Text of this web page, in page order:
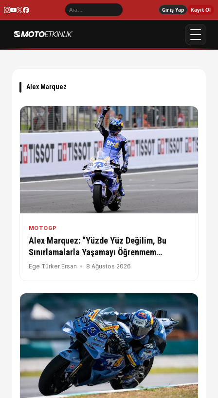
Giriş Yap Kayıt Ol
Alex Marquez
MOTOGP
Alex Marquez: “Yüzde Yüz Değilim, Bu
Sınırlamalarla Yaşamayı Öğrenmem
Gerekecek”
Ege Türker Ersan 8 Ağustos 2026